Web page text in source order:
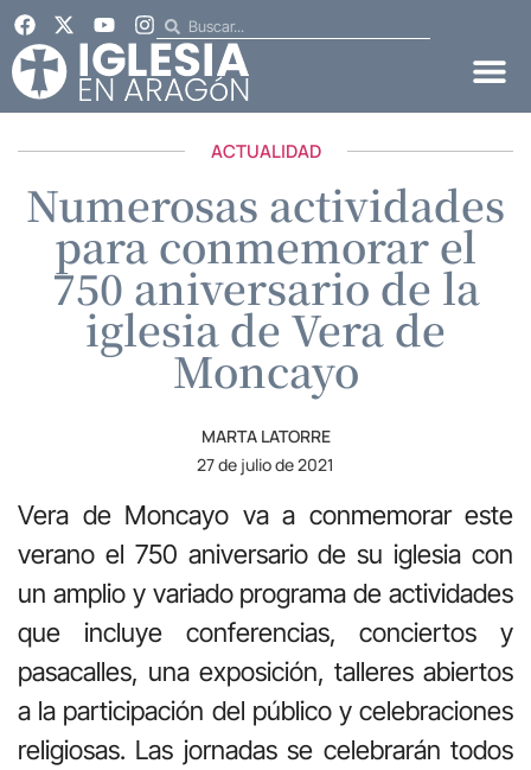
ACTUALIDAD
Numerosas actividades
para conmemorar el
750 aniversario de la
iglesia de Vera de
Moncayo
MARTA LATORRE
27 de julio de 2021
Vera de Moncayo va a conmemorar este
verano el 750 aniversario de su iglesia con
un amplio y variado programa de actividades
que incluye conferencias, conciertos y
pasacalles, una exposición, talleres abiertos
a la participación del público y celebraciones
religiosas. Las jornadas se celebrarán todos